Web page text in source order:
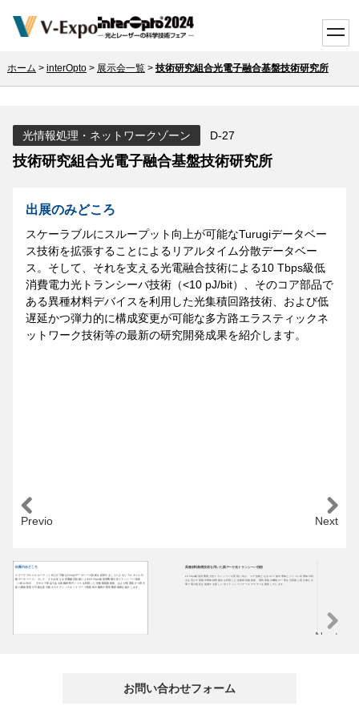
ホーム > interOpto> 展示会一覧> 技術研究組合光電子融合基盤技術研究所
光情報処理・ネットワークゾーン D-27
技術研究組合光電子融合基盤技術研究所
出展のみどころ
スケーラブルにスループット向上が可能なTurugiデータベー
ス技術を拡張することによるリアルタイム分散データベー
ス。そして、それを支える光電融合技術による10 Tbps級低
消費電力光トランシーバ技術（<10 pJ/bit）、そのコア部品で
ある異種材料デバイスを利用した光集積回路技術、および低
遅延かつ弾力的に構成変更が可能な多方路エラスティックネ
ットワーク技術等の最新の研究開発成果を紹介します。
Previous Next
出展のみどころ
スケーラブルにスループット向上が可能なTurugiデータベース技術を拡張することによるリアルタイム分
散データベース。そして、それを支える光電融合技術による10 Tbps級低消費電力光トランシーバ技術
（<10 pJ/bit）、そのコア部品である異種材料デバイスを利用した光集積回路技術、および低遅延かつ弾力
的に構成変更が可能な多方路エラスティックネットワーク技術等の最新の研究開発成果を紹介します。
異種材料集積技術を用いた新アーキ光トランシーバ技術
10 Tbps級低消費電力光トランシーバの実現に向け、コア技術となるⅢ-Ⅴ族半導体とシリコン半導体の利
点を活かす異種半導体材料接合を利用した光集積回路技術、電気回路の機能の一部を光回路に置き換える
事で電力負担を低減する新しい光トランシーバアーキテクチャを開発しています。
Next
お問い合わせフォーム